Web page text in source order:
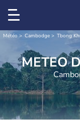
Météo Cambodge Tbong